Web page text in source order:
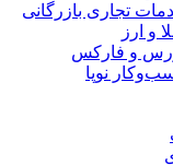
تجاری بازرگانی
و ارز
و فارکس
نوپا